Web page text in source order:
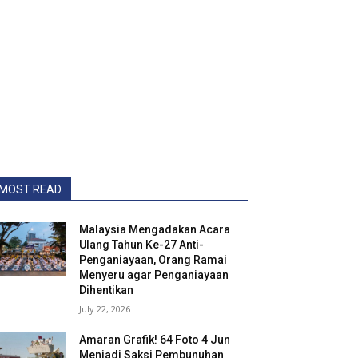
READ
Malaysia Mengadakan Acara
Ulang Tahun Ke-27 Anti-
Penganiayaan, Orang Ramai
Menyeru agar Penganiayaan
Dihentikan
July 22, 2026
Amaran Grafik! 64 Foto 4 Jun
Menjadi Saksi Pembunuhan